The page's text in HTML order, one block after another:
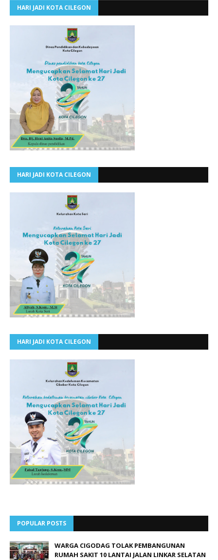
HARI JADI KOTA CILEGON
HARI JADI KOTA CILEGON
HARI JADI KOTA CILEGON
POPULAR POSTS
WARGA CIGODAG TOLAK PEMBANGUNAN
RUMAH SAKIT 10 LANTAI JALAN LINKAR SELATAN